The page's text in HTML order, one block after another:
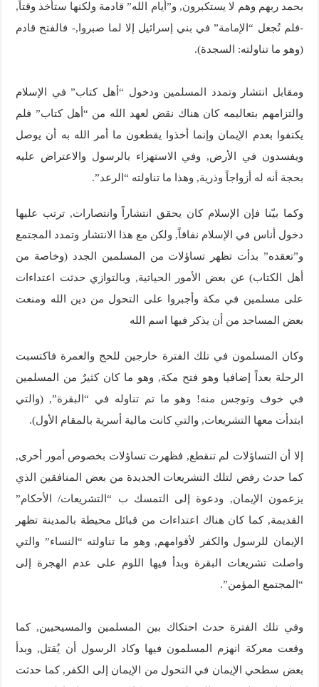
بحمد ربهم وهم لا يستكبرون, و”أيام الله” قادمة ولكنها ستأخذ وقتاً,
-فلم تُجعل “الإمامة” في بني إسرائيل إلا لما صبروا,- فالفتح قادم
(وهو ما تناولته: السجدة).
ومقابل انتشار وتمدد المسلمين ودخول “أهل كتاب” في الإسلام
والتزامهم بتعاليمه كان هناك نقض لعهد الله من “أهل كتاب” فلم
يكتفوا بعدم الإيمان وإنما أخذوا يقطعون ما أمر الله به أن يوصل
ويفسدون في الأرض, وفي الاستهزاء بالرسول والاعتراض عليه
بحجة أنه له أزواجاً وذرية, وهذا ما تناولته “الرعد”.
وكما بيّنا فإن الإسلام كان يحقق انتشاراً وانتصارات, ترتب عليها
دخول أناس في الإسلام نفاقاً, ولكن مع هذا الانتشار وتمدد المجتمع
و”تعقده” بدأت تظهر تساؤلات من المسلمين الجدد (وخاصة من
أهل الكتاب) عن بعض الأمور الحياتية, وبالتوازي حدثت اعتداءات
على مسلمين في مكة وأجبروا على التحول من دين الله ومنعت
بعض المساجد من أن يذكر فيها اسم الله
وكان المسلمون في تلك الفترة خارجين للحج والعمرة فاكتسبت
الرحلة بعداً إضافيا وهو فتح مكة, وهو ما كان كثيرٌ من المسلمين
في خوف وتوجس منه! وهو ما تم تناوله في “البقرة”, (والتي
ابتدأت معها التشريعات, والتي كانت مالية أسرية بالمقام الأول).
إلا أن التساؤلات لم تنقطع, فظهرت تساؤلات بخصوص أمور أخرى,
كما حدث رفض لتلك التشريعات الجديدة من بعض المنافقين الذي
يزعمون الإيمان, ودعوة إلى التمسك ب “التشريعات/ الأحكام”
القديمة, كما كان هناك اعتداءات من قبائل محيطة بالمدينة تظهر
الإيمان للرسول والكفر لأقوامهم, وهو ما تناولته “النساء” والتي
واصلت تشريعات البقرة وبدأ فيها اللوم على عدم الهجرة إلى
“المجتمع المؤمن”.
وفي تلك الفترة حدث احتكاك بين المسلمين والمسيحيين, كما
وقعت معركة انهزم المسلمون فيها وكاد الرسول أن يُقتل, وبدأ
بعض سطحي الإيمان في التحول من الإيمان إلى الكفر, كما حدثت